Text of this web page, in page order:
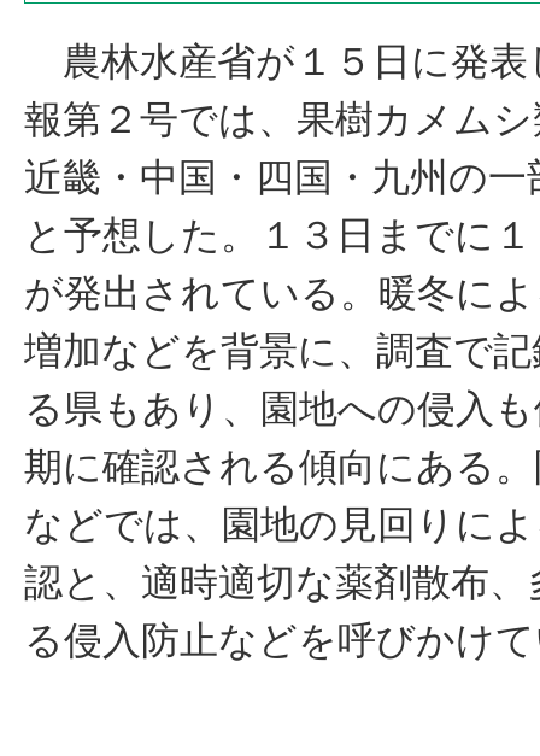
農林水産省が１５日に発表
報第２号では、果樹カメム
近畿・中国・四国・九州の
と予想した。１３日までに
が発出されている。暖冬に
増加などを背景に、調査で
る県もあり、園地への侵入
期に確認される傾向にある
などでは、園地の見回りに
認と、適時適切な薬剤散布
る侵入防止などを呼びかけ